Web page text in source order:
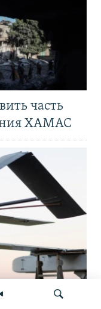
часть
ХАМАС
на Белгород